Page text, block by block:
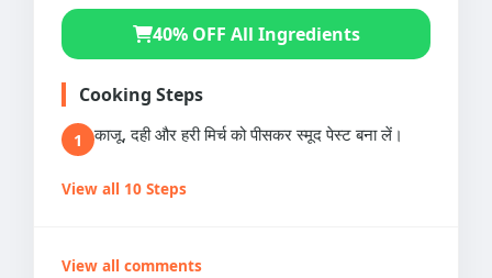
40% OFF All Ingredients
Cooking Steps
1 काजू, दही और हरी मिर्च को पीसकर स्मूद पेस्ट बना लें।
View all 10 Steps
View all comments